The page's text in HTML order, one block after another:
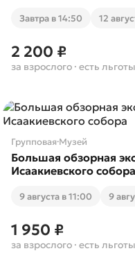
Завтра в 14:50 12
2 200 ₽
за взрослого · есть льготы
Групповая·Музей
Большая обзорная
Исаакиевского собора
9 августа в 11:00 9
1 950 ₽
за взрослого · есть льготы